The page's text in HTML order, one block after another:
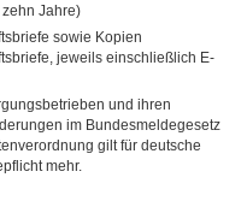
Jahre)
sowie Kopien
jeweils einschließlich E-
und ihren
im Bundesmeldegesetz
gilt für deutsche
mehr.